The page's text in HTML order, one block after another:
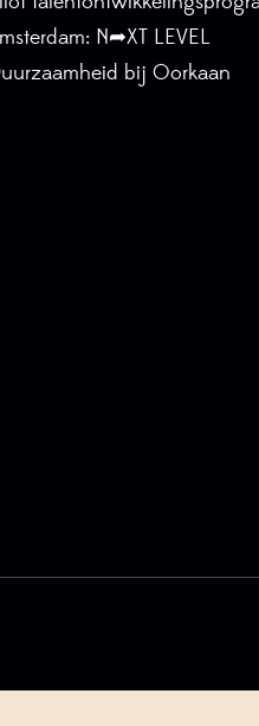
N➦XT LEVEL
bij Oorkaan